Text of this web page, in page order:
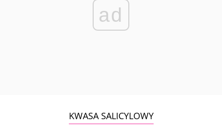
ad
KWASA SALICYLOWY